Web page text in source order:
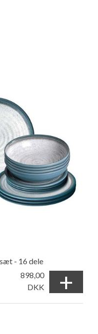
- 16 dele
898,00
DKK
+